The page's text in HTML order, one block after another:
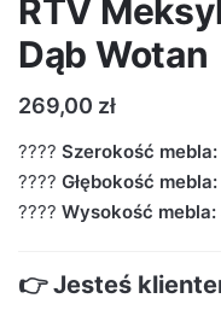
RTV
Dąb Wotan
269,00 zł
???? Szerokość mebla:
???? Głębokość mebla:
???? Wysokość mebla:
👉 Jesteś